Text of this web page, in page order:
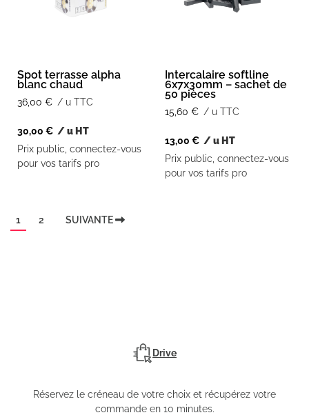
Spot terrasse alpha
blanc chaud
36,00 € / u TTC
30,00 € / u HT
Prix public, connectez-vous
pour vos tarifs pro
Intercalaire softline
6x7x30mm – sachet de
50 pièces
15,60 € / u TTC
13,00 € / u HT
Prix public, connectez-vous
pour vos tarifs pro
1 2 SUIVANTE
Drive
Réservez le créneau de votre choix et récupérez votre
commande en 10 minutes.